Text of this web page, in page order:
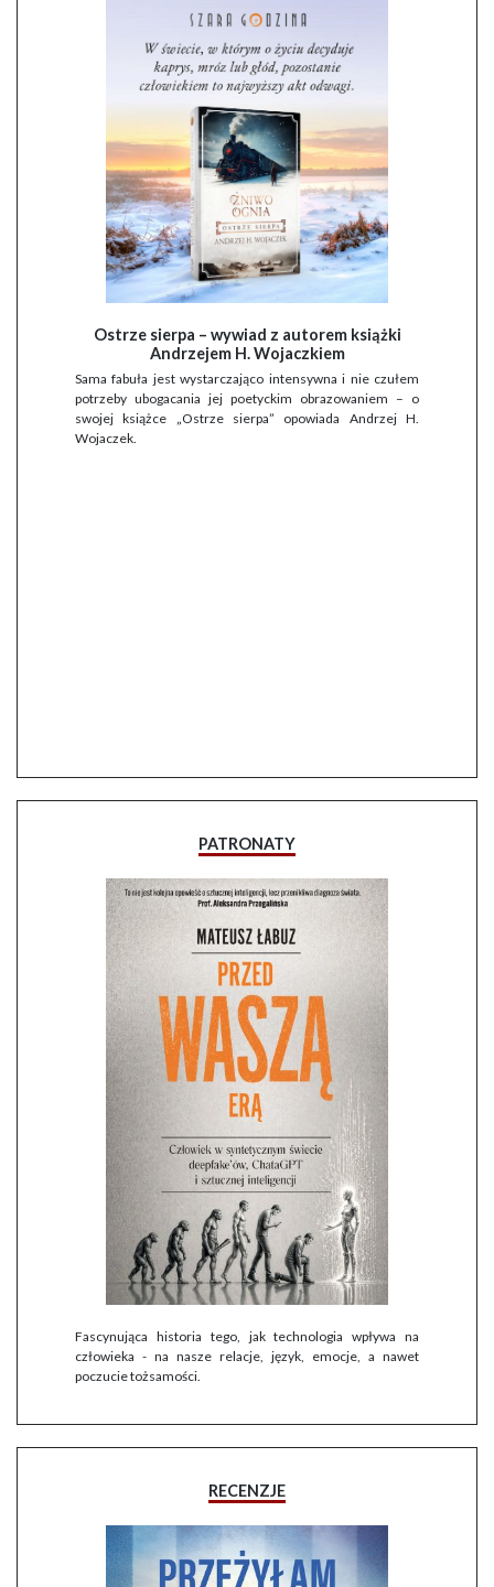
Ostrze sierpa – wywiad z autorem książki
Andrzejem H. Wojaczkiem
Sama fabuła jest wystarczająco intensywna i nie czułem
potrzeby ubogacania jej poetyckim obrazowaniem – o
swojej książce „Ostrze sierpa” opowiada Andrzej H.
Wojaczek.
PATRONATY
Fascynująca historia tego, jak technologia wpływa na
człowieka - na nasze relacje, język, emocje, a nawet
poczucie tożsamości.
RECENZJE